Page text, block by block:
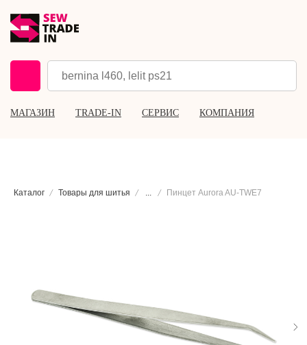
МАГАЗИН TRADE-IN СЕРВИС КОМПАНИЯ
Каталог Товары для шитья Пинцет Aurora AU-TWE7